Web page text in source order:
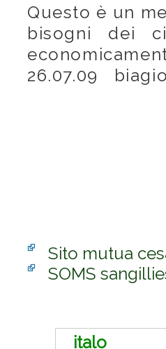
Questo è un
bisogni dei
26.07.09
Sito mutua
SOMS
italo